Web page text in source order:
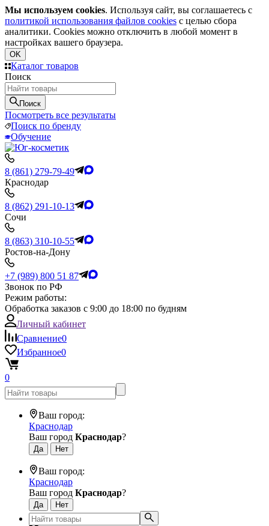
Мы используем cookies. Используя сайт, вы соглашаетесь с
политикой использования файлов cookies с целью сбора
аналитики. Cookies можно отключить в любой момент в
настройках вашего браузера.
OK
Каталог товаров
Поиск
Поиск
Посмотреть все результаты
Поиск по бренду
Обучение
8 (861) 279-79-49
Краснодар
8 (862) 291-10-13
Сочи
8 (863) 310-10-55
Ростов-на-Дону
+7 (989) 800 51 87
Звонок по РФ
Режим работы:
Обработка заказов с 9:00 до 18:00 по будням
Личный кабинет
Сравнение0
Избранное0
0
Ваш город:
Краснодар
Ваш город Краснодар?
Ваш город:
Краснодар
Ваш город Краснодар?